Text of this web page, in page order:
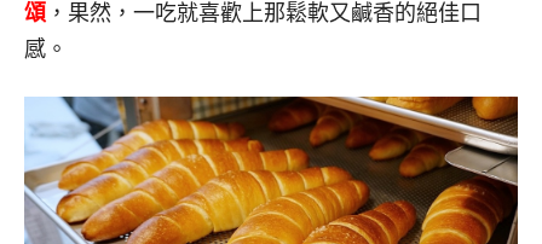
頌 ，果然，一吃就喜歡上那鬆軟又鹹香的絕佳口
感。